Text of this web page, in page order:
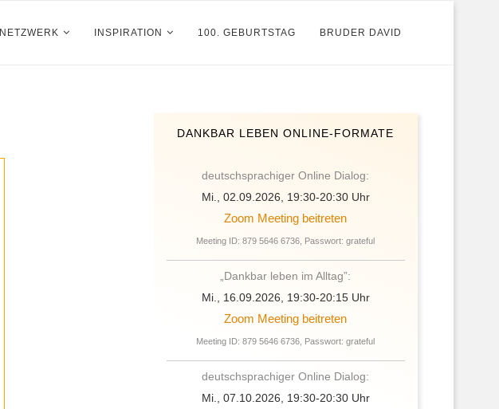
NETZWERK INSPIRATION 100. GEBURTSTAG BRUDER DAVID
DANKBAR LEBEN ONLINE-FORMATE
deutschsprachiger Online Dialog:
Mi., 02.09.2026, 19:30-20:30 Uhr
Zoom Meeting beitreten
Meeting ID: 879 5646 6736, Passwort: grateful
„Dankbar leben im Alltag”:
Mi., 16.09.2026, 19:30-20:15 Uhr
Zoom Meeting beitreten
Meeting ID: 879 5646 6736, Passwort: grateful
deutschsprachiger Online Dialog:
Mi., 07.10.2026, 19:30-20:30 Uhr